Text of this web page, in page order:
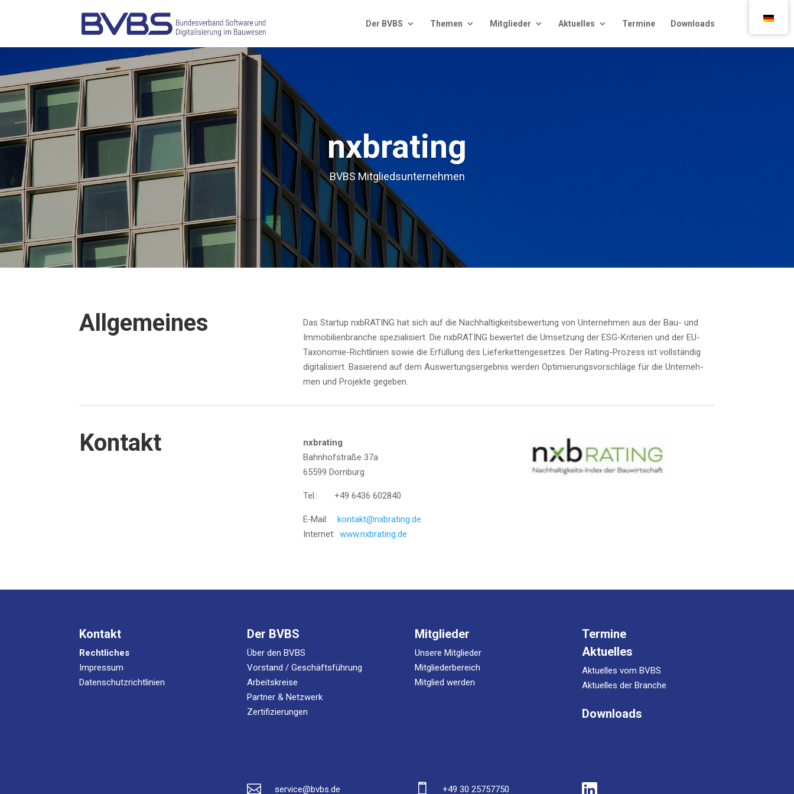
Der BVBS The­men Mit­glie­der Aktu­el­les Ter­mi­ne Down­loads
nxbra­ting
BVBS Mit­glieds­un­ter­neh­men
All­ge­mei­nes
Das Start­up nxbRA­TING hat sich auf die Nach­hal­tig­keits­be­wer­tung von Unter­neh­men aus der Bau- und
Immo­bi­li­en­bran­che spe­zia­li­siert. Die nxbRA­TING bewer­tet die Umset­zung der ESG-Kri­te­ri­en und der EU-
Taxo­no­mie-Richt­li­ni­en sowie die Erfül­lung des Lie­fer­ket­ten­ge­set­zes. Der Rating-Pro­zess ist voll­stän­dig
digi­ta­li­siert. Basie­rend auf dem Aus­wer­tungs­er­geb­nis wer­den Opti­mie­rungs­vor­schlä­ge für die Unter­neh­
men und Pro­jek­te gegeben.
Kon­takt
nxbra­ting
Bahn­hof­stra­ße 37a
65599 Dorn­burg
Tel.: +49 6436 602840
E‑Mail: kontakt@nxbrating.de
Inter­net: www.nxbrating.de
Kontakt
Rechtliches
Impressum
Datenschutzrichtlinien
Der BVBS
Über den BVBS
Vorstand / Geschäftsführung
Arbeitskreise
Partner & Netzwerk
Zertifizierungen
Mitglieder
Unsere Mitglieder
Mitgliederbereich
Mitglied werden
Termine
Aktuelles
Aktuelles vom BVBS
Aktuelles der Branche
Downloads
 service@bvbs.de  +49 30 25757750